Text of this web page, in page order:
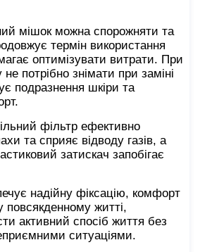
мішок можна спорожняти та
термін використання
оптимізувати витрати. При
потрібно знімати при заміні
подразнення шкіри та
фільтр ефективно
та сприяє відводу газів, а
затискач запобігає
надійну фіксацію, комфорт
повсякденному житті,
активний спосіб життя без
ситуаціями.